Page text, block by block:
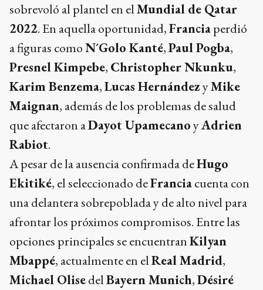
sobrevoló al plantel en elMundial de Qatar
2022. En aquella oportunidad,Franciaperdió
a figuras comoN´Golo Kanté,Paul Pogba,
Presnel Kimpebe, Christopher Nkunku,
Karim Benzema,Lucas HernándezyMike
Maignan, además de los problemas de salud
que afectaron aDayot UpamecanoyAdrien
Rabiot.
A pesar de la ausencia confirmada deHugo
Ekitiké, el seleccionado deFranciacuenta con
una delantera sobrepoblada y de alto nivel para
afrontar los próximos compromisos. Entre las
opciones principales se encuentranKilyan
Mbappé, actualmente en elReal Madrid,
Michael OlisedelBayern Munich,Désiré